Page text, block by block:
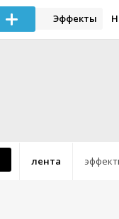
Эффекты
лента